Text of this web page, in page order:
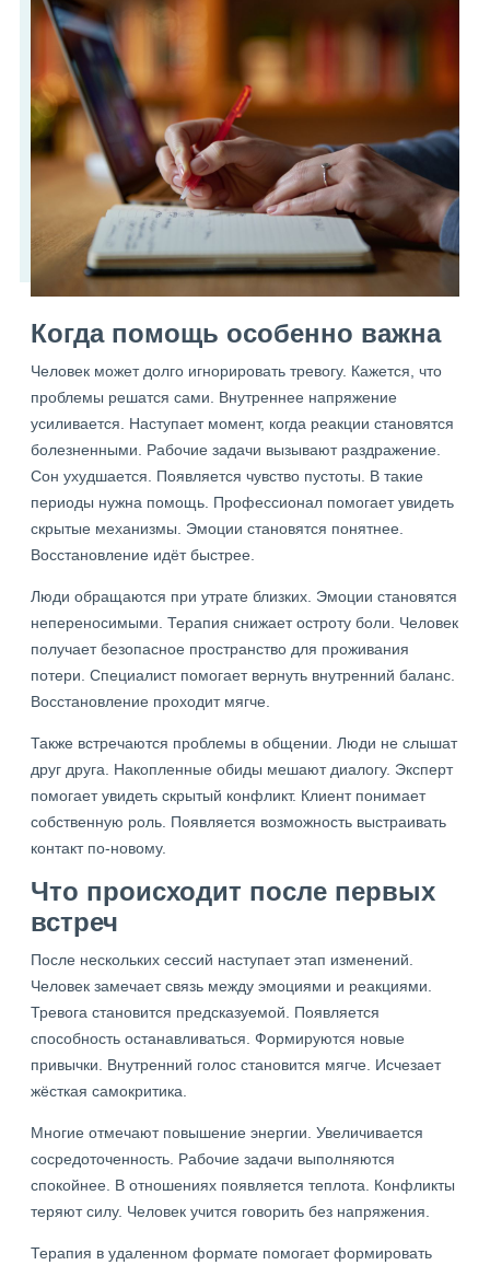
Когда помощь особенно важна
Человек может долго игнорировать тревогу. Кажется, что
проблемы решатся сами. Внутреннее напряжение
усиливается. Наступает момент, когда реакции становятся
болезненными. Рабочие задачи вызывают раздражение.
Сон ухудшается. Появляется чувство пустоты. В такие
периоды нужна помощь. Профессионал помогает увидеть
скрытые механизмы. Эмоции становятся понятнее.
Восстановление идёт быстрее.
Люди обращаются при утрате близких. Эмоции становятся
непереносимыми. Терапия снижает остроту боли. Человек
получает безопасное пространство для проживания
потери. Специалист помогает вернуть внутренний баланс.
Восстановление проходит мягче.
Также встречаются проблемы в общении. Люди не слышат
друг друга. Накопленные обиды мешают диалогу. Эксперт
помогает увидеть скрытый конфликт. Клиент понимает
собственную роль. Появляется возможность выстраивать
контакт по-новому.
Что происходит после первых
встреч
После нескольких сессий наступает этап изменений.
Человек замечает связь между эмоциями и реакциями.
Тревога становится предсказуемой. Появляется
способность останавливаться. Формируются новые
привычки. Внутренний голос становится мягче. Исчезает
жёсткая самокритика.
Многие отмечают повышение энергии. Увеличивается
сосредоточенность. Рабочие задачи выполняются
спокойнее. В отношениях появляется теплота. Конфликты
теряют силу. Человек учится говорить без напряжения.
Терапия в удаленном формате помогает формировать